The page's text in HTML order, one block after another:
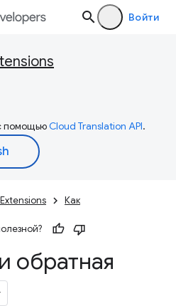
Войти
помощьюCloud Translation API.
Как
обратная